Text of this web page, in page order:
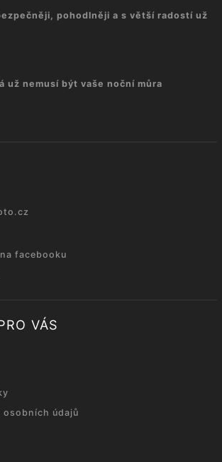
pohodlněji a s větší radostí už
už nemusí být vaše noční můra
facebooku
VÁS
osobních údajů